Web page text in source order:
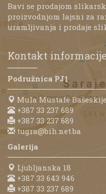
Bavi se prodajom
proizvodnjom lajsni za
uramljivanja i prodaje
Kontakt informacije
Podružnica PJ1
Mula Mustafe
+387 33 237 689
+387 33 237 689
tugra@bih.net.ba
Galerija
Ljubljanska 18
+387 33 643 946
+387 33 237 689